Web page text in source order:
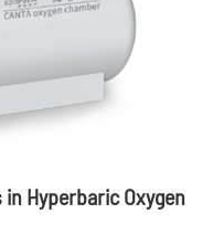
Hyperbaric Oxygen